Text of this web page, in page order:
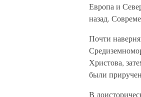
Европа и
назад.
Почти
Христова,
были
В